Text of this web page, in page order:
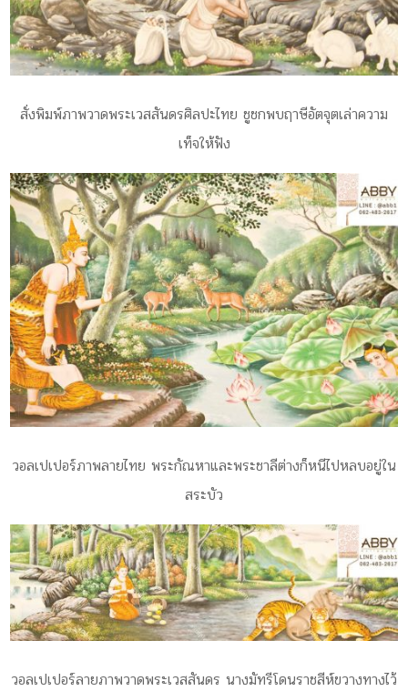
สั่งพิมพ์ภาพวาดพระเวสสันดรศิลปะไทย ชูชกพบฤาษีอัตจุตเล่าความ
เท็จให้ฟัง
วอลเปเปอร์ภาพลายไทย พระกัณหาและพระชาลีต่างก็หนีไปหลบอยู่ใน
สระบัว
วอลเปเปอร์ลายภาพวาดพระเวสสันดร นางมัทรีโดนราชสีห์ขวางทางไว้